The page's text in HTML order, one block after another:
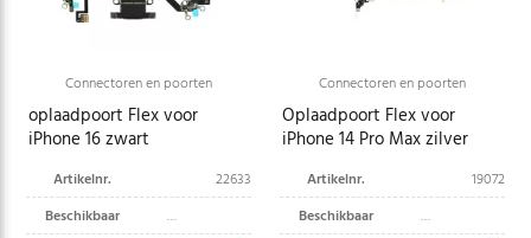
Connectoren en poorten
oplaadpoort Flex voor
iPhone 16 zwart
Artikelnr.
22633
Beschikbaar
Connectoren en poorten
Oplaadpoort Flex voor
iPhone 14 Pro Max zilver
Artikelnr.
19072
Beschikbaar